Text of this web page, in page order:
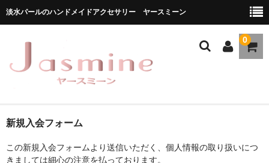
淡水パールのハンドメイドアクセサリー ヤースミーン
0
ホーム
商品一覧
新規入会フォーム
この新規入会フォームより送信いただく、個人情報の取り扱いにつ
きましては細心の注意を払っております。